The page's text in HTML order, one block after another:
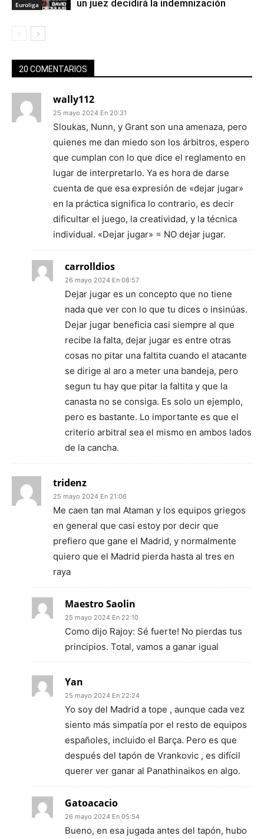
Euroliga un juez decidirá la indemnización
20 COMENTARIOS
wally112
25 mayo 2024 En 20:31
Sloukas, Nunn, y Grant son una amenaza, pero
quienes me dan miedo son los árbitros, espero
que cumplan con lo que dice el reglamento en
lugar de interpretarlo. Ya es hora de darse
cuenta de que esa expresión de «dejar jugar»
en la práctica significa lo contrario, es decir
dificultar el juego, la creatividad, y la técnica
individual. «Dejar jugar» = NO dejar jugar.
carrolldios
26 mayo 2024 En 08:57
Dejar jugar es un concepto que no tiene
nada que ver con lo que tu dices o insinúas.
Dejar jugar beneficia casi siempre al que
recibe la falta, dejar jugar es entre otras
cosas no pitar una faltita cuando el atacante
se dirige al aro a meter una bandeja, pero
segun tu hay que pitar la faltita y que la
canasta no se consiga. Es solo un ejemplo,
pero es bastante. Lo importante es que el
criterio arbitral sea el mismo en ambos lados
de la cancha.
tridenz
25 mayo 2024 En 21:06
Me caen tan mal Ataman y los equipos griegos
en general que casi estoy por decir que
prefiero que gane el Madrid, y normalmente
quiero que el Madrid pierda hasta al tres en
raya
Maestro Saolin
25 mayo 2024 En 22:10
Como dijo Rajoy: Sé fuerte! No pierdas tus
principios. Total, vamos a ganar igual
Yan
25 mayo 2024 En 22:24
Yo soy del Madrid a tope , aunque cada vez
siento más simpatía por el resto de equipos
españoles, incluido el Barça. Pero es que
después del tapón de Vrankovic , es difícil
querer ver ganar al Panathinaikos en algo.
Gatoacacio
26 mayo 2024 En 05:54
Bueno, en esa jugada antes del tapón, hubo